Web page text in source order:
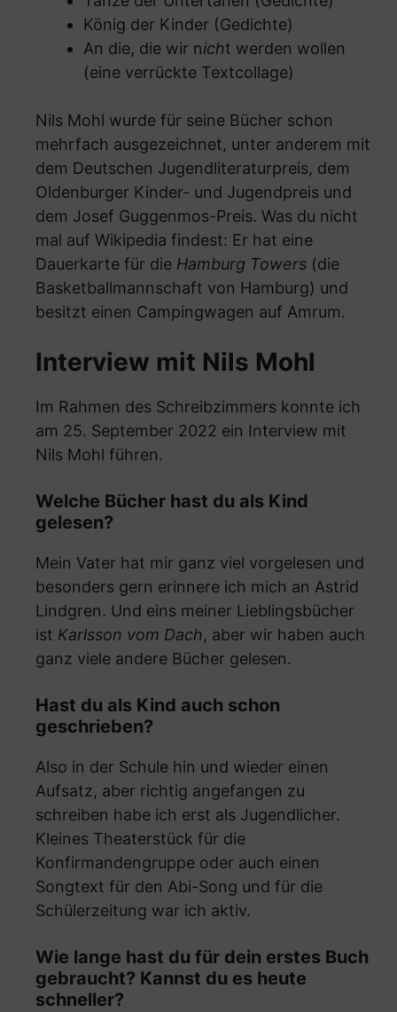
König der Kinder (Gedichte)
An die, die wir nicht werden wollen
(eine verrückte Textcollage)
Nils Mohl wurde für seine Bücher schon
mehrfach ausgezeichnet, unter anderem mit
dem Deutschen Jugendliteraturpreis, dem
Oldenburger Kinder- und Jugendpreis und
dem Josef Guggenmos-Preis. Was du nicht
mal auf Wikipedia findest: Er hat eine
Dauerkarte für die Hamburg Towers (die
Basketballmannschaft von Hamburg) und
besitzt einen Campingwagen auf Amrum.
Interview mit Nils Mohl
Im Rahmen des Schreibzimmers konnte ich
am 25. September 2022 ein Interview mit
Nils Mohl führen.
Welche Bücher hast du als Kind
gelesen?
Mein Vater hat mir ganz viel vorgelesen und
besonders gern erinnere ich mich an Astrid
Lindgren. Und eins meiner Lieblingsbücher
ist Karlsson vom Dach, aber wir haben auch
ganz viele andere Bücher gelesen.
Hast du als Kind auch schon
geschrieben?
Also in der Schule hin und wieder einen
Aufsatz, aber richtig angefangen zu
schreiben habe ich erst als Jugendlicher.
Kleines Theaterstück für die
Konfirmandengruppe oder auch einen
Songtext für den Abi-Song und für die
Schülerzeitung war ich aktiv.
Wie lange hast du für dein erstes Buch
gebraucht? Kannst du es heute
schneller?